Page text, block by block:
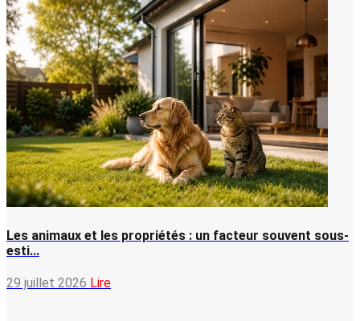
Les animaux et les propriétés : un facteur souvent sous-
esti...
29 juillet 2026 Lire